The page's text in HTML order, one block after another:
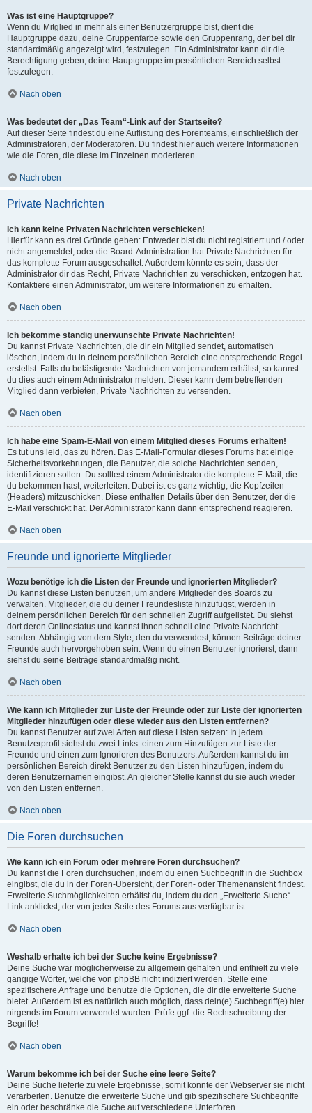
Was ist eine Hauptgruppe?
Wenn du Mitglied in mehr als einer Benutzergruppe bist, dient die
Hauptgruppe dazu, deine Gruppenfarbe sowie den Gruppenrang, der bei dir
standardmäßig angezeigt wird, festzulegen. Ein Administrator kann dir die
Berechtigung geben, deine Hauptgruppe im persönlichen Bereich selbst
festzulegen.
Nach oben
Was bedeutet der „Das Team“-Link auf der Startseite?
Auf dieser Seite findest du eine Auflistung des Forenteams, einschließlich der
Administratoren, der Moderatoren. Du findest hier auch weitere Informationen
wie die Foren, die diese im Einzelnen moderieren.
Nach oben
Private Nachrichten
Ich kann keine Privaten Nachrichten verschicken!
Hierfür kann es drei Gründe geben: Entweder bist du nicht registriert und / oder
nicht angemeldet, oder die Board-Administration hat Private Nachrichten für
das komplette Forum ausgeschaltet. Außerdem könnte es sein, dass der
Administrator dir das Recht, Private Nachrichten zu verschicken, entzogen hat.
Kontaktiere einen Administrator, um weitere Informationen zu erhalten.
Nach oben
Ich bekomme ständig unerwünschte Private Nachrichten!
Du kannst Private Nachrichten, die dir ein Mitglied sendet, automatisch
löschen, indem du in deinem persönlichen Bereich eine entsprechende Regel
erstellst. Falls du belästigende Nachrichten von jemandem erhältst, so kannst
du dies auch einem Administrator melden. Dieser kann dem betreffenden
Mitglied dann verbieten, Private Nachrichten zu versenden.
Nach oben
Ich habe eine Spam-E-Mail von einem Mitglied dieses Forums erhalten!
Es tut uns leid, das zu hören. Das E-Mail-Formular dieses Forums hat einige
Sicherheitsvorkehrungen, die Benutzer, die solche Nachrichten senden,
identifizieren sollen. Du solltest einem Administrator die komplette E-Mail, die
du bekommen hast, weiterleiten. Dabei ist es ganz wichtig, die Kopfzeilen
(Headers) mitzuschicken. Diese enthalten Details über den Benutzer, der die
E-Mail verschickt hat. Der Administrator kann dann entsprechend reagieren.
Nach oben
Freunde und ignorierte Mitglieder
Wozu benötige ich die Listen der Freunde und ignorierten Mitglieder?
Du kannst diese Listen benutzen, um andere Mitglieder des Boards zu
verwalten. Mitglieder, die du deiner Freundesliste hinzufügst, werden in
deinem persönlichen Bereich für den schnellen Zugriff aufgelistet. Du siehst
dort deren Onlinestatus und kannst ihnen schnell eine Private Nachricht
senden. Abhängig von dem Style, den du verwendest, können Beiträge deiner
Freunde auch hervorgehoben sein. Wenn du einen Benutzer ignorierst, dann
siehst du seine Beiträge standardmäßig nicht.
Nach oben
Wie kann ich Mitglieder zur Liste der Freunde oder zur Liste der ignorierten
Mitglieder hinzufügen oder diese wieder aus den Listen entfernen?
Du kannst Benutzer auf zwei Arten auf diese Listen setzen: In jedem
Benutzerprofil siehst du zwei Links: einen zum Hinzufügen zur Liste der
Freunde und einen zum Ignorieren des Benutzers. Außerdem kannst du im
persönlichen Bereich direkt Benutzer zu den Listen hinzufügen, indem du
deren Benutzernamen eingibst. An gleicher Stelle kannst du sie auch wieder
von den Listen entfernen.
Nach oben
Die Foren durchsuchen
Wie kann ich ein Forum oder mehrere Foren durchsuchen?
Du kannst die Foren durchsuchen, indem du einen Suchbegriff in die Suchbox
eingibst, die du in der Foren-Übersicht, der Foren- oder Themenansicht findest.
Erweiterte Suchmöglichkeiten erhältst du, indem du den „Erweiterte Suche“-
Link anklickst, der von jeder Seite des Forums aus verfügbar ist.
Nach oben
Weshalb erhalte ich bei der Suche keine Ergebnisse?
Deine Suche war möglicherweise zu allgemein gehalten und enthielt zu viele
gängige Wörter, welche von phpBB nicht indiziert werden. Stelle eine
spezifischere Anfrage und benutze die Optionen, die dir die erweiterte Suche
bietet. Außerdem ist es natürlich auch möglich, dass dein(e) Suchbegriff(e) hier
nirgends im Forum verwendet wurden. Prüfe ggf. die Rechtschreibung der
Begriffe!
Nach oben
Warum bekomme ich bei der Suche eine leere Seite?
Deine Suche lieferte zu viele Ergebnisse, somit konnte der Webserver sie nicht
verarbeiten. Benutze die erweiterte Suche und gib spezifischere Suchbegriffe
ein oder beschränke die Suche auf verschiedene Unterforen.